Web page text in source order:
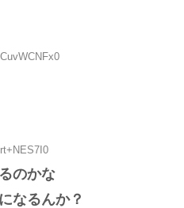
のかな
なるんか？